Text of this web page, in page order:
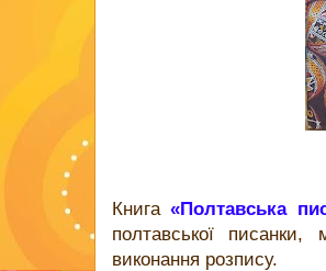
Книга«Полтавська
полтавської писанки,
виконання розпису.